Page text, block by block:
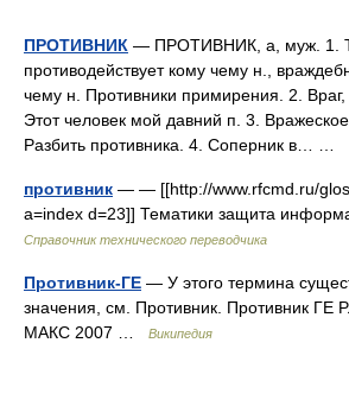
ПРОТИВНИК — ПРОТИВНИК, а, муж. 1.
противодействует кому чему н.,
чему н. Противники примирения. 2. Враг,
Этот человек мой давний п. 3.
Разбить противника. 4. Соперник в… …
противник — — [[http://www.rfcmd.ru/
a=index d=23]] Тематики защита
Справочник технического переводчика
Противник-ГЕ — У этого термина
значения, см. Противник. Противник ГЕ
МАКС 2007 …
Википедия